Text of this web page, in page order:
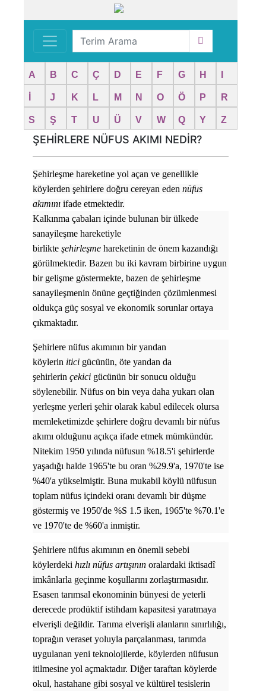
A B C Ç D E F G H
J K L M N O Ö P R
S Ş T U Ü V W Q Y Z
ŞEHİRLERE NÜFUS AKIMI NEDİR?
Şehirleşme hareketine yol açan ve genellikle
köylerden şehirlere doğru cereyan eden nüfus
akımını ifade etmektedir.
Kalkınma çabaları içinde bulunan bir ülkede
sanayileşme hareketiyle
birlikteşehirleşme hareketinin de önem kazandığı
görülmektedir. Bazen bu iki kavram birbirine uygun
bir gelişme göstermekte, bazen de şehirleşme
sanayileşmenin önüne geçtiğinden çözümlenmesi
oldukça güç sosyal ve ekonomik sorunlar ortaya
çıkmaktadır.
Şehirlere nüfus akımının bir yandan
köylerin itici gücünün, öte yandan da
şehirlerin çekici gücünün bir sonucu olduğu
söylenebilir. Nüfus on bin veya daha yukarı olan
yerleşme yerleri şehir olarak kabul edilecek olursa
memleketimizde şehirlere doğru devamlı bir nüfus
akımı olduğunu açıkça ifade etmek mümkündür.
Nitekim 1950 yılında nüfusun %18.5'i şehirlerde
yaşadığı halde 1965'te bu oran %29.9'a, 1970'te ise
%40'a yükselmiştir. Buna mukabil köylü nüfusun
toplam nüfus içindeki oranı devamlı bir düşme
göstermiş ve 1950'de %S 1.5 iken, 1965'te %70.1'e
ve 1970'te de %60'a inmiştir.
Şehirlere nüfus akımının en önemli sebebi
köylerdeki hızlı nüfus artışınınoralardaki iktisadî
imkânlarla geçinme koşullarını zorlaştırmasıdır.
Esasen tarımsal ekonominin bünyesi de yeterli
derecede prodüktif istihdam kapasitesi yaratmaya
elverişli değildir. Tarıma elverişli alanların sınırlılığı,
toprağın veraset yoluyla parçalanması, tarımda
uygulanan yeni teknolojilerde, köylerden nüfusun
itilmesine yol açmaktadır. Diğer taraftan köylerde
okul, hastahane gibi sosyal ve kültürel tesislerin